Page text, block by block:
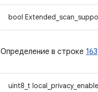
bool
Определение в строке 163
uint8_t